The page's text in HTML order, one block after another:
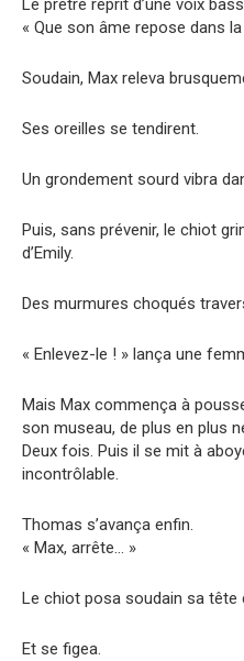
Le prêtre reprit d’une voix
« Que son âme repose dans
Soudain, Max releva
Ses oreilles se tendirent.
Un grondement sourd vibra
Puis, sans prévenir, le chiot
d’Emily.
Des murmures choqués
« Enlevez-le ! » lança une
Mais Max commença à
son museau, de plus en plus
Deux fois. Puis il se mit à
incontrôlable.
Thomas s’avança enfin.
« Max, arrête… »
Le chiot posa soudain sa tête
Et se figea.